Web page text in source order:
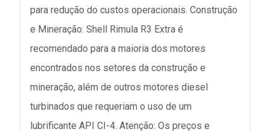
para redução do custos operacionais. Construção
e Mineração: Shell Rimula R3 Extra é
recomendado para a maioria dos motores
encontrados nos setores da construção e
mineração, além de outros motores diesel
turbinados que requeriam o uso de um
lubrificante API CI-4. Atenção: Os preços e